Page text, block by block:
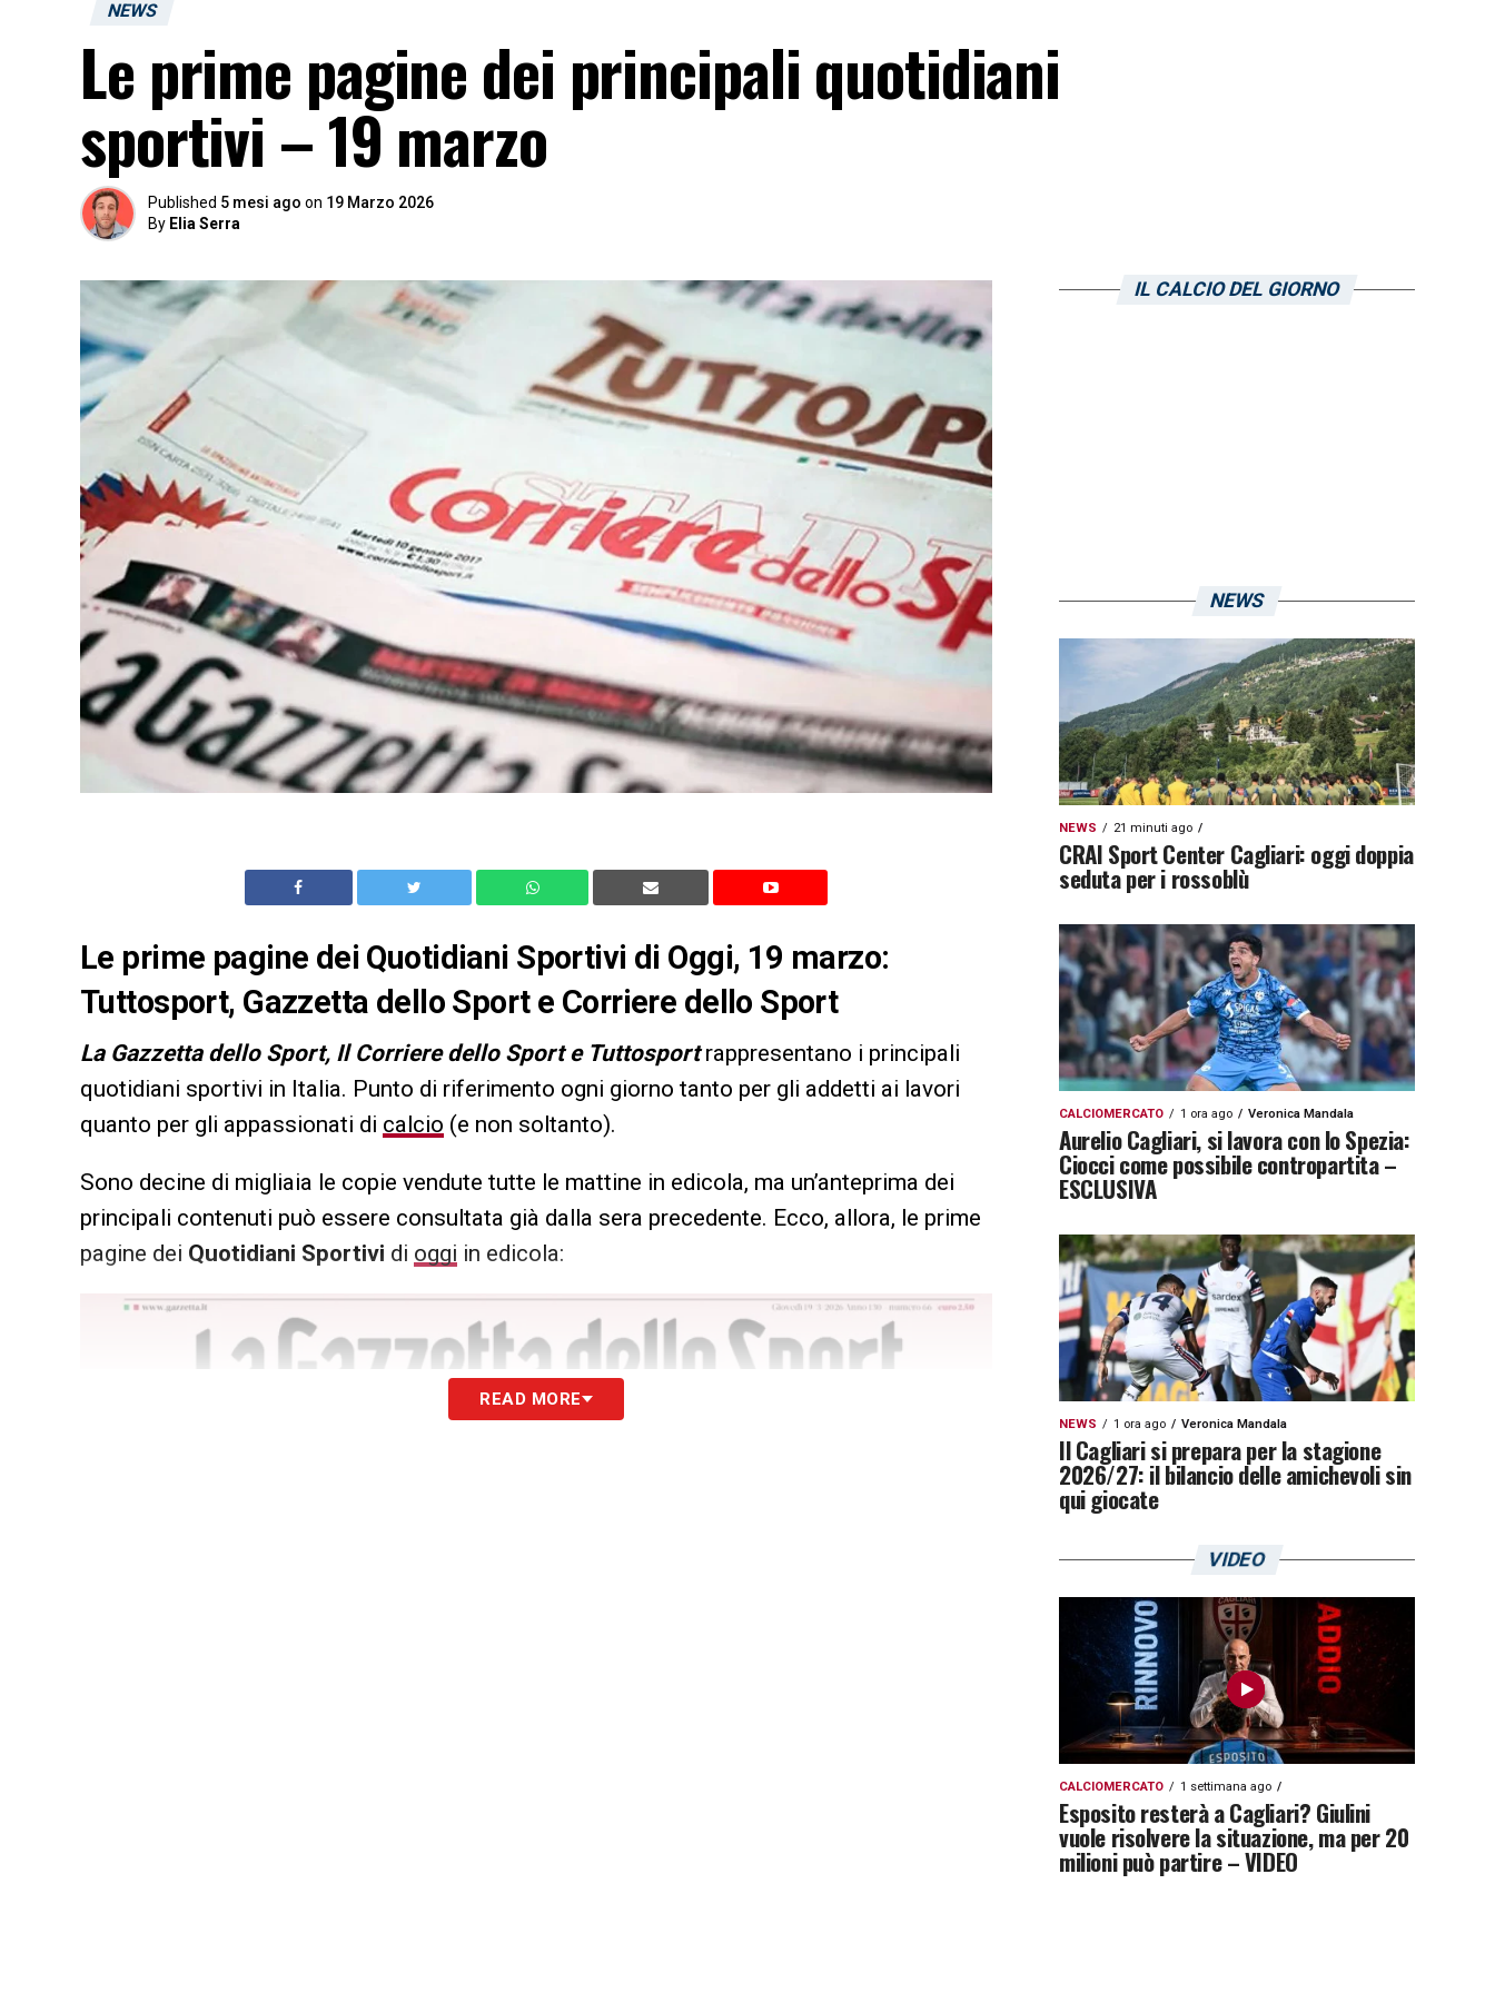
NEWS
Le prime pagine dei principali quotidiani
sportivi – 19 marzo
Published 5 mesi ago on 19 Marzo 2026
By Elia Serra
Le prime pagine dei Quotidiani Sportivi di Oggi, 19 marzo:
Tuttosport, Gazzetta dello Sport e Corriere dello Sport
La Gazzetta dello Sport, Il Corriere dello Sport e Tuttosportrappresentano i principali
quotidiani sportivi in Italia. Punto di riferimento ogni giorno tanto per gli addetti ai lavori
quanto per gli appassionati di calcio (e non soltanto).
Sono decine di migliaia le copie vendute tutte le mattine in edicola, ma un’anteprima dei
principali contenuti può essere consultata già dalla sera precedente. Ecco, allora, le prime
pagine dei Quotidiani Sportivi di oggi in edicola:
READ MORE
IL CALCIO DEL GIORNO
NEWS
NEWS 21 minuti ago
CRAI Sport Center Cagliari: oggi doppia
seduta per i rossoblù
CALCIOMERCATO 1 ora ago Veronica Mandala
Aurelio Cagliari, si lavora con lo Spezia:
Ciocci come possibile contropartita –
ESCLUSIVA
NEWS 1 ora ago Veronica Mandala
Il Cagliari si prepara per la stagione
2026/27: il bilancio delle amichevoli sin
qui giocate
VIDEO
CALCIOMERCATO 1 settimana ago
Esposito resterà a Cagliari? Giulini
vuole risolvere la situazione, ma per 20
milioni può partire – VIDEO